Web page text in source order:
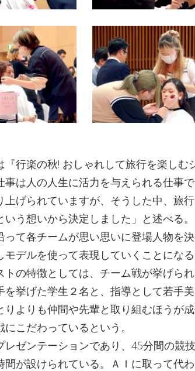
『行楽の秋! おしゃれして旅行を楽し
事は人の人生に活力を与えられる仕事
上げられていますが、そうした中、旅
いう想いから決定しました」と述べる。
って各チームが思い思いに登場人物を
モデルを使って表現していくことになる
トの特徴としては、チーム戦が挙げら
を挙げた学生２名と、指導として若手
りよりも仲間や先輩と取り組むほうが
こだわっているという。
レゼンテーションであり、45分間の競
間が設けられている。ＡＩに取って代